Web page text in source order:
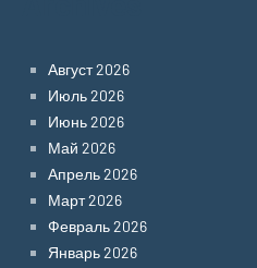
Август 2026
Июль 2026
Июнь 2026
Май 2026
Апрель 2026
Март 2026
Февраль 2026
Январь 2026